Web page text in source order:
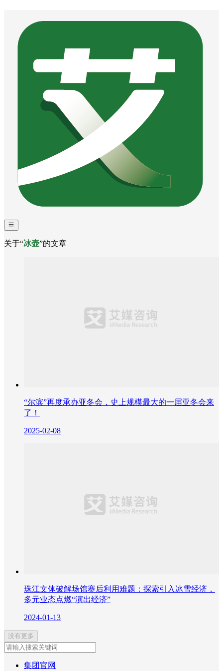
关于“冰壶”的文章
“尔滨”再度承办亚冬会，史上规模最大的一届亚冬会来
了！
2025-02-08
珠江文体破解场馆赛后利用难题：探索引入冰雪经济，
多元业态点燃“演出经济”
2024-01-13
没有更多
集团官网